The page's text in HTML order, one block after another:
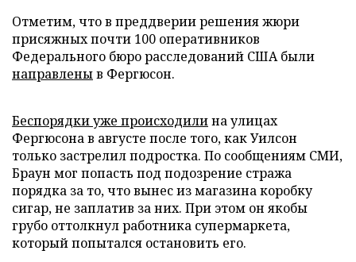
Отметим, что в преддверии решения жюри
присяжных почти 100 оперативников
Федерального бюро расследований США были
направленыв Фергюсон.
Беспорядки уже происходилина улицах
Фергюсона в августе после того, как Уилсон
только застрелил подростка. По сообщениям СМИ,
Браун мог попасть под подозрение стража
порядка за то, что вынес из магазина коробку
сигар, не заплатив за них. При этом он якобы
грубо оттолкнул работника супермаркета,
который попытался остановить его.